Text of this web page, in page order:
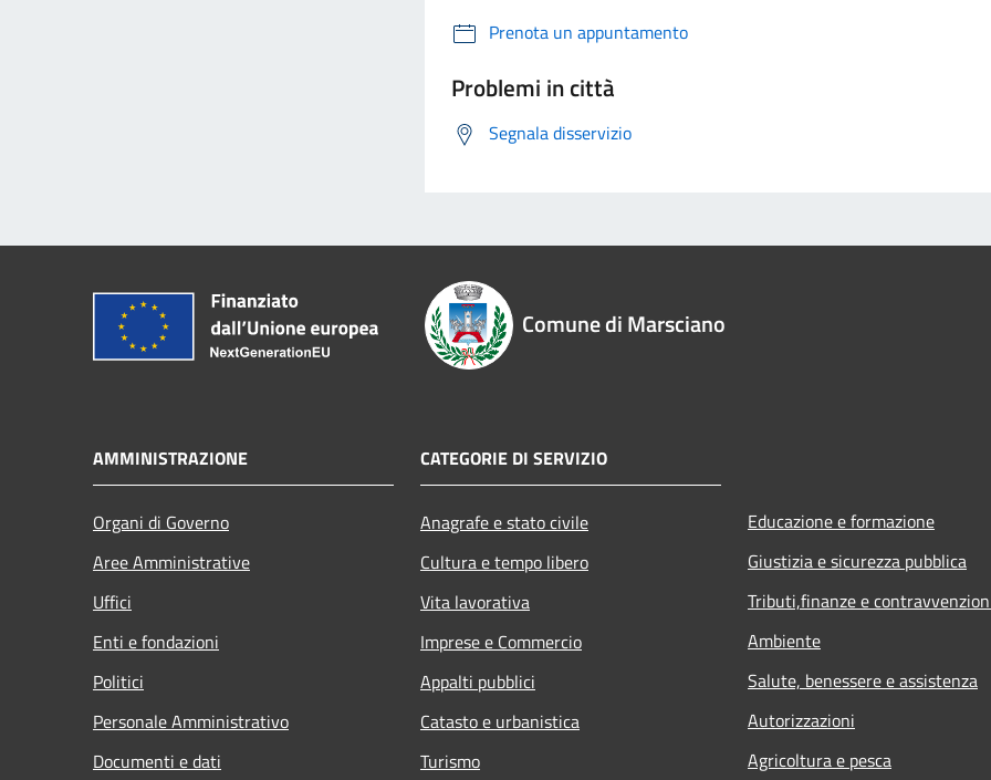
Prenota un appuntamento
Problemi in città
Segnala disservizio
Comune di Marsciano
AMMINISTRAZIONE
Organi di Governo
Aree Amministrative
Uffici
Enti e fondazioni
Politici
Personale Amministrativo
Documenti e dati
CATEGORIE DI SERVIZIO
Anagrafe e stato civile
Cultura e tempo libero
Vita lavorativa
Imprese e Commercio
Appalti pubblici
Catasto e urbanistica
Turismo
Educazione e formazione
Giustizia e sicurezza pubblica
Tributi,finanze e
Ambiente
Salute, benessere e assistenza
Autorizzazioni
Agricoltura e pesca